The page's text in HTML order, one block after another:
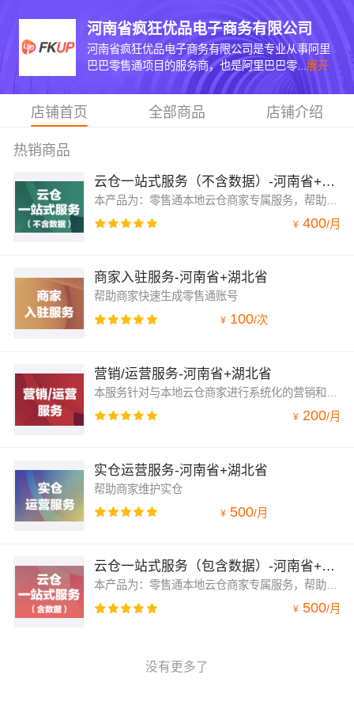
河南省疯狂优品电子商务有限公司
河南省疯狂优品电子商务有限公司是专业从事阿里
巴巴零售通项目的服务商，也是阿里巴巴零... 展开
店铺首页 全部商品 店铺介绍
热销商品
云仓一站式服务（不含数据）-河南省+湖北省
本产品为：零售通本地云仓商家专属服务，帮助商家解决入驻，品牌创建，建品报价，库存管理，营销设置，一系列基础操作的服务。本产品不包含商家对账，商家群运营建议及方法支持
¥ 400/月
商家入驻服务-河南省+湖北省
帮助商家快速生成零售通账号
¥ 100/次
营销/运营服务-河南省+湖北省
¥ 200/月
实仓运营服务-河南省+湖北省
帮助商家维护实仓
¥ 500/月
云仓一站式服务（包含数据）-河南省+湖北省
本产品为：零售通本地云仓商家专属服务，帮助商家解决入驻，品牌创建，建品报价，库存管理，营销设置，财务支持，运营支持一系列基础操作的服务。
¥ 500/月
没有更多了